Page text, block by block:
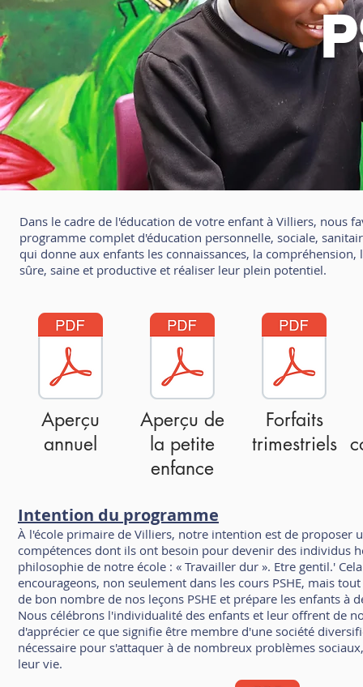
Dans le cadre de l'éducation de votre enfant à Villiers, nous
programme complet d'éducation personnelle, sociale,
qui donne aux enfants les connaissances, la
sûre, saine et productive et réaliser leur plein potentiel.
Aperçu
annuel
Aperçu de
la petite
enfance
Forfaits
trimestriels
Intention du programme
À l'école primaire de Villiers, notre intention est de proposer
compétences dont ils ont besoin pour devenir des individus
philosophie de notre école : « Travailler dur ». Etre gentil.'
encourageons, non seulement dans les cours PSHE, mais
de bon nombre de nos leçons PSHE et prépare les enfants
Nous célébrons l'individualité des enfants et leur offrent de
d'apprécier ce que signifie être membre d'une société
nécessaire pour s'attaquer à de nombreux problèmes
leur vie.